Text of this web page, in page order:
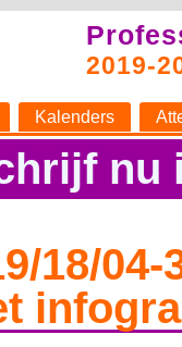
2019-
Kalenders
nu
18/